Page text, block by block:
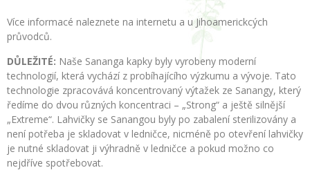
Více informacé naleznete na internetu a u Jihoamerickcých
průvodců.
DŮLEŽITÉ: Naše Sananga kapky byly vyrobeny moderní
technologií, která vychází z probíhajícího výzkumu a vývoje. Tato
technologie zpracovává koncentrovaný výtažek ze Sanangy, který
ředíme do dvou různých koncentraci – „Strong“ a ještě silnější
„Extreme“. Lahvičky se Sanangou byly po zabalení sterilizovány a
není potřeba je skladovat v ledničce, nicméně po otevření lahvičky
je nutné skladovat ji výhradně v ledničce a pokud možno co
nejdříve spotřebovat.